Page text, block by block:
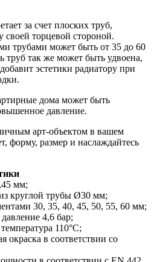
за счет плоских труб,
своей торцевой стороной.
трубами может быть от 35 до 60
труб так же может быть удвоена,
эстетики радиатору при
дома может быть
давление.
арт-объектом в вашем
форму, размер и наслаждайтесь
мм;
круглой трубы Ø30 мм;
30, 35, 40, 45, 50, 55, 60 мм;
4,6 бар;
110°С;
окраска в соответствии со